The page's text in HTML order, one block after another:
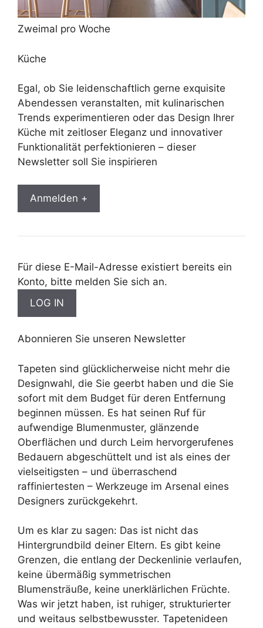
Zweimal pro Woche
Küche
Egal, ob Sie leidenschaftlich gerne exquisite
Abendessen veranstalten, mit kulinarischen
Trends experimentieren oder das Design Ihrer
Küche mit zeitloser Eleganz und innovativer
Funktionalität perfektionieren – dieser
Newsletter soll Sie inspirieren
Anmelden +
Für diese E-Mail-Adresse existiert bereits ein
Konto, bitte melden Sie sich an.
Abonnieren Sie unseren Newsletter
Tapeten sind glücklicherweise nicht mehr die
Designwahl, die Sie geerbt haben und die Sie
sofort mit dem Budget für deren Entfernung
beginnen müssen. Es hat seinen Ruf für
aufwendige Blumenmuster, glänzende
Oberflächen und durch Leim hervorgerufenes
Bedauern abgeschüttelt und ist als eines der
vielseitigsten – und überraschend
raffiniertesten – Werkzeuge im Arsenal eines
Designers zurückgekehrt.
Um es klar zu sagen: Das ist nicht das
Hintergrundbild deiner Eltern. Es gibt keine
Grenzen, die entlang der Deckenlinie verlaufen,
keine übermäßig symmetrischen
Blumensträuße, keine unerklärlichen Früchte.
Was wir jetzt haben, ist ruhiger, strukturierter
und weitaus selbstbewusster. Tapetenideen